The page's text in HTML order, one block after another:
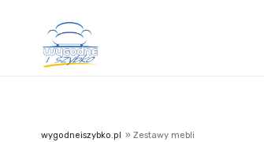
wygodneiszybko.pl » Zestawy mebli